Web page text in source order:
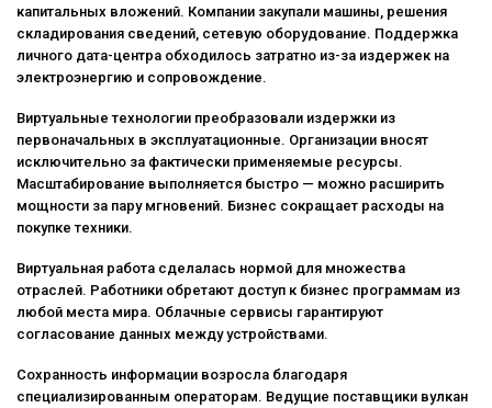
капитальных вложений. Компании закупали машины, решения
складирования сведений, сетевую оборудование. Поддержка
личного дата-центра обходилось затратно из-за издержек на
электроэнергию и сопровождение.
Виртуальные технологии преобразовали издержки из
первоначальных в эксплуатационные. Организации вносят
исключительно за фактически применяемые ресурсы.
Масштабирование выполняется быстро — можно расширить
мощности за пару мгновений. Бизнес сокращает расходы на
покупке техники.
Виртуальная работа сделалась нормой для множества
отраслей. Работники обретают доступ к бизнес программам из
любой места мира. Облачные сервисы гарантируют
согласование данных между устройствами.
Сохранность информации возросла благодаря
специализированным операторам. Ведущие поставщики вулкан